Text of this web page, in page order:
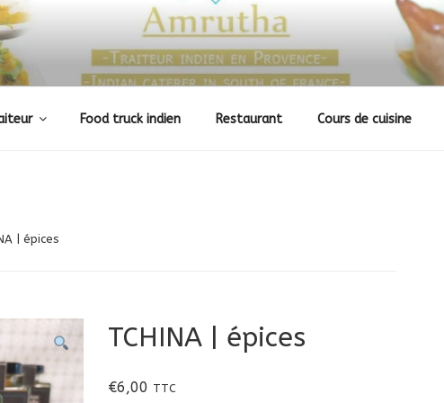
INDIENNE
Food truck indien Restaurant Cours de cuisine
| épices
TCHINA | épices
€6,00 TTC